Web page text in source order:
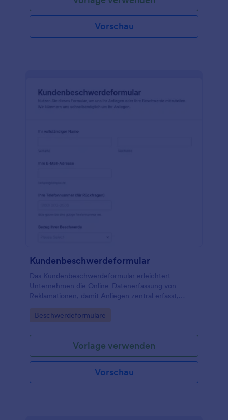
Vorschau
Kundenbeschwerdeformular
Das Kundenbeschwerdeformular erleichtert
Unternehmen die Online-Datenerfassung von
Reklamationen, damit Anliegen zentral erfasst,
nachvollziehbar bearbeitet werden können.
Go to Category:
Beschwerdeformulare
Vorlage verwenden
Vorschau